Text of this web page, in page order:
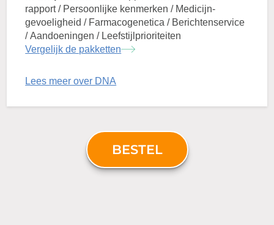
rapport / Persoonlijke kenmerken / Medicijn-
gevoeligheid / Farmacogenetica / Berichtenservice
/ Aandoeningen / Leefstijlprioriteiten
Vergelijk de pakketten
Lees meer over DNA
BESTEL